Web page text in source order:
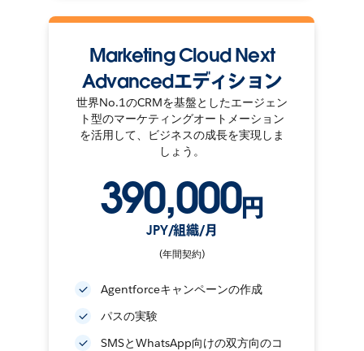
Marketing Cloud Next
Advancedエディション
世界No.1のCRMを基盤としたエージェン
ト型のマーケティングオートメーション
を活用して、ビジネスの成長を実現しま
しょう。
390,000円
JPY/組織/月
(年間契約)
Agentforceキャンペーンの作成
パスの実験
SMSとWhatsApp向けの双方向のコ